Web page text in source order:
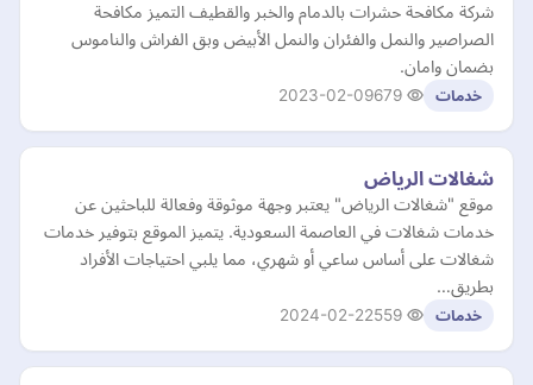
شركة مكافحة حشرات بالدمام والخبر والقطيف التميز مكافحة
الصراصير والنمل والفئران والنمل الأبيض وبق الفراش والناموس
بضمان وامان.
خدمات 2023-02-09
شغالات الرياض
موقع "شغالات الرياض" يعتبر وجهة موثوقة وفعالة للباحثين عن
خدمات شغالات في العاصمة السعودية. يتميز الموقع بتوفير خدمات
شغالات على أساس ساعي أو شهري، مما يلبي احتياجات الأفراد
بطريق…
خدمات 2024-02-22